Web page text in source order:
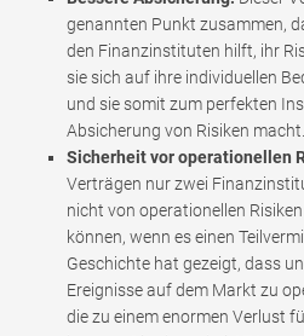
genannten Punkt zusammen,
den Finanzinstituten hilft, ihr
sie sich auf ihre individuellen
und sie somit zum perfekten
Absicherung von Risiken macht.
Sicherheit vor operationellen
Verträgen nur zwei
nicht von operationellen
können, wenn es einen
Geschichte hat gezeigt, dass
Ereignisse auf dem Markt zu
die zu einem enormen Verlust